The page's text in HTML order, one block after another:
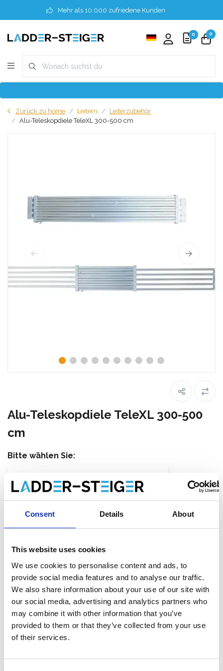
Consent Details About
This website uses cookies
We use cookies to personalise content and ads, to
provide social media features and to analyse our traffic.
We also share information about your use of our site with
our social media, advertising and analytics partners who
may combine it with other information that you’ve
provided to them or that they’ve collected from your use
of their services.
Mehr als 10.000 zufriedene Kunden
0 0
Zurück zu home Leitern
Leiterzubehör
Alu-Teleskopdiele TeleXL 300-500 cm
Alu-Teleskopdiele TeleXL 300-500
cm
Bitte wählen Sie:
€399,00 €449,40 Exkl. MwSt
€482,79 €543,77
Inkl. MwSt
Gratis Versand innerhalb von 1-3 Werktagen, oder
Zum Warenkorb hinzufügen
Zum Angebot hinzufügen